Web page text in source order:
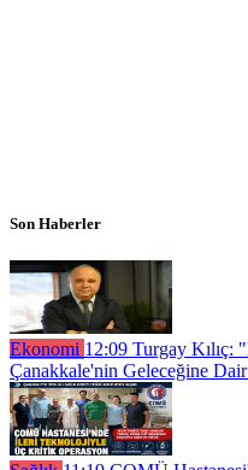
Son Haberler
Ekonomi 12:09 Turgay Kılıç:
Çanakkale'nin Geleceğine